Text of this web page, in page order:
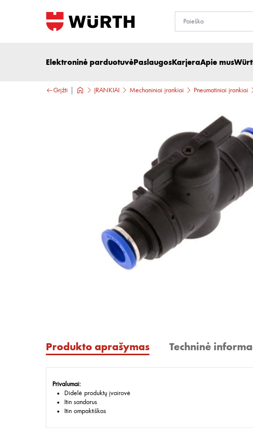
Elektroninė parduotuvėPaslaugosKarjeraApie mus
Grįžti ĮRANKIAI Mechaniniai įrankiai Pneumatiniai įrankiai
Produkto aprašymas Techninė
Privalumai:
Didelė produktų įvairovė
Itin sandarus
Itin ompaktiškas